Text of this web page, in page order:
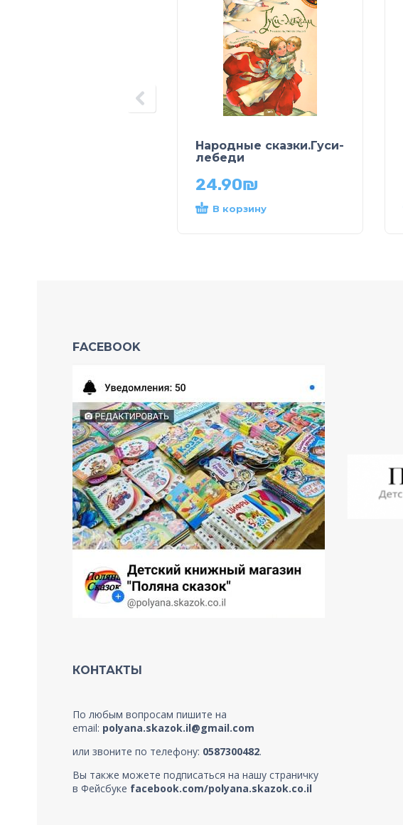
Народные сказки.Гуси-
лебеди
24.90₪
В корзину
FACEBOOK
КОНТАКТЫ
По любым вопросам пишите на
email: polyana.skazok.il@gmail.com
или звоните по телефону: 0587300482.
Вы также можете подписаться на нашу страничку
в Фейсбуке facebook.com/polyana.skazok.co.il